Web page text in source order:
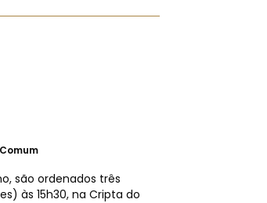
são ordenados três
às 15h30, na Cripta do